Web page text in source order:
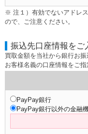
※ 注１）有効でないアドレ
ので、ご注意ください。
振込先口座情報をご
買取金額を当社から銀行お振
お客様名義の口座情報をご指
PayPay銀行
PayPay銀行以外の金融